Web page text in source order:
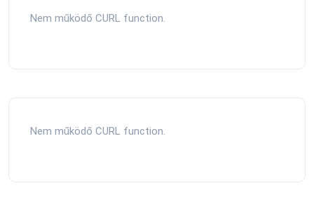
Nem működő CURL function.
Nem működő CURL function.